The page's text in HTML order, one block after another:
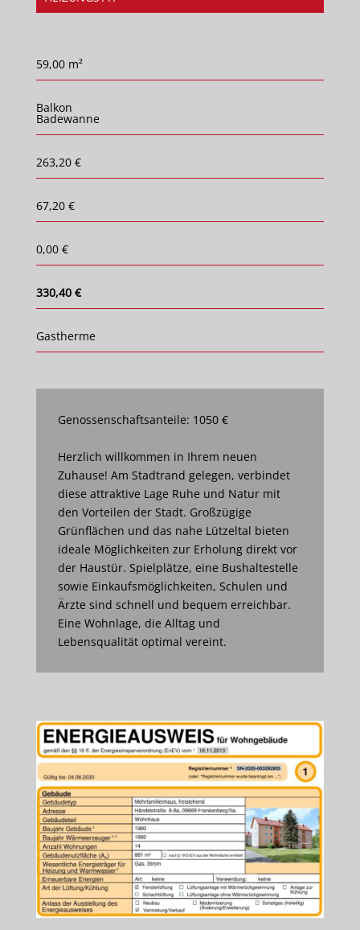
59,00 m²
Balkon
Badewanne
263,20 €
67,20 €
0,00 €
330,40 €
Gastherme
Genossenschaftsanteile: 1050 €
Herzlich willkommen in Ihrem neuen
Zuhause! Am Stadtrand gelegen, verbindet
diese attraktive Lage Ruhe und Natur mit
den Vorteilen der Stadt. Großzügige
Grünflächen und das nahe Lützeltal bieten
ideale Möglichkeiten zur Erholung direkt vor
der Haustür. Spielplätze, eine Bushaltestelle
sowie Einkaufsmöglichkeiten, Schulen und
Ärzte sind schnell und bequem erreichbar.
Eine Wohnlage, die Alltag und
Lebensqualität optimal vereint.